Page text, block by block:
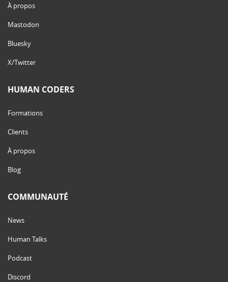
À propos
Mastodon
Bluesky
X/Twitter
HUMAN CODERS
Formations
Clients
À propos
Blog
COMMUNAUTÉ
News
Human Talks
Podcast
Discord